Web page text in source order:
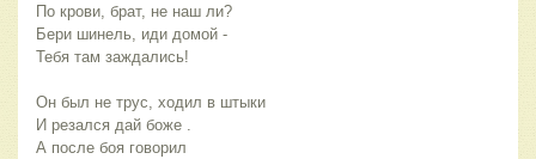
По крови, брат, не наш ли?
Бери шинель, иди домой -
Тебя там заждались!
Он был не трус, ходил в штыки
И резался дай боже .
А после боя говорил